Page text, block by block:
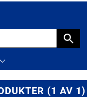
(1 AV 1)